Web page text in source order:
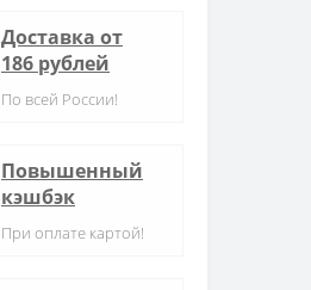
Доставка от
186 рублей
По всей России!
Повышенный
кэшбэк
При оплате картой!